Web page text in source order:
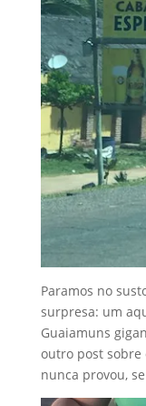
Paramos no
surpresa: um
Guaiamuns
outro post sobre
nunca provou,